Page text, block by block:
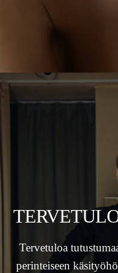
Tervetuloa
perinteiseen